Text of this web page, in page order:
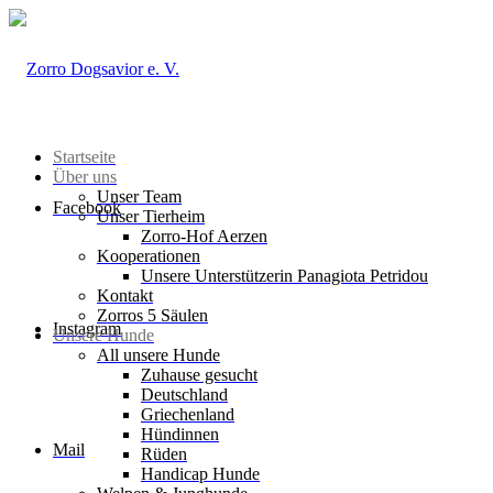
Facebook
Instagram
Mail
Startseite
Über uns
Unser Team
Unser Tierheim
Zorro-Hof Aerzen
Kooperationen
Unsere Unterstützerin Panagiota Petridou
Kontakt
Zorros 5 Säulen
Unsere Hunde
All unsere Hunde
Zuhause gesucht
Deutschland
Griechenland
Hündinnen
Rüden
Handicap Hunde